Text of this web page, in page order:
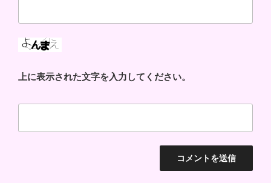
上に表示された文字を入力してください。